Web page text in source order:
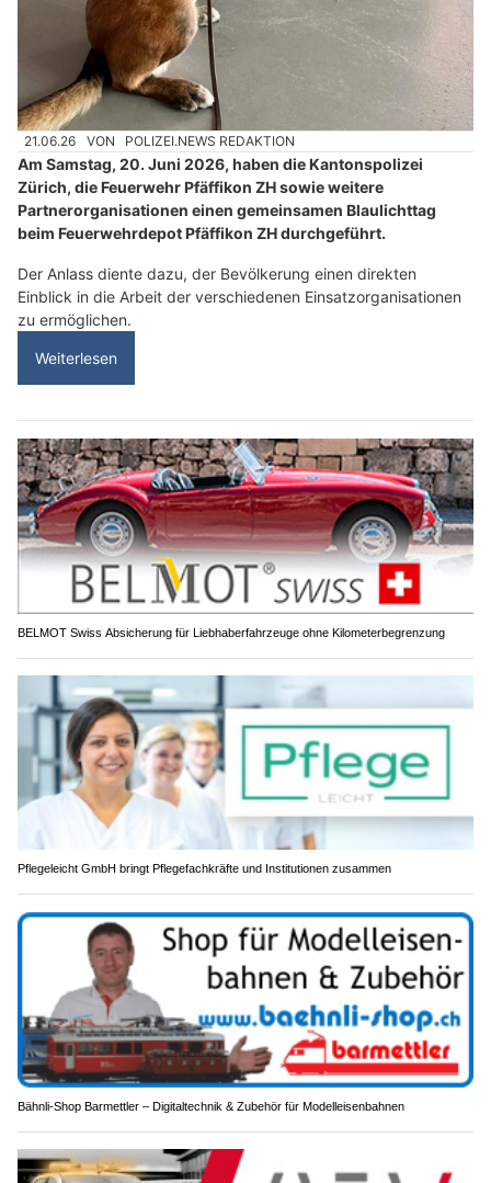
21.06.26 VON POLIZEI.NEWS REDAKTION
Am Samstag, 20. Juni 2026, haben die Kantonspolizei
Zürich, die Feuerwehr Pfäffikon ZH sowie weitere
Partnerorganisationen einen gemeinsamen Blaulichttag
beim Feuerwehrdepot Pfäffikon ZH durchgeführt.
Der Anlass diente dazu, der Bevölkerung einen direkten
Einblick in die Arbeit der verschiedenen Einsatzorganisationen
zu ermöglichen.
Weiterlesen
BELMOT Swiss Absicherung für Liebhaberfahrzeuge ohne Kilometerbegrenzung
Pflegeleicht GmbH bringt Pflegefachkräfte und Institutionen zusammen
Bähnli-Shop Barmettler – Digitaltechnik & Zubehör für Modelleisenbahnen